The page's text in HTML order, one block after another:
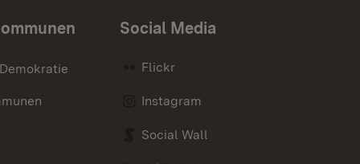
Social Media
Flickr
Instagram
Social Wall